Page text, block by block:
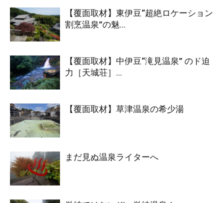
【覆面取材】東伊豆“超絶ロケーション
割烹温泉”の魅...
【覆面取材】中伊豆“滝見温泉” のド迫
力［天城荘］...
【覆面取材】草津温泉の希少湯
まだ見ぬ温泉ライターへ